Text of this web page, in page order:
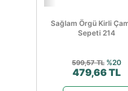
Sağlam Örgü Kirli
Sepeti 214
599,57 TL %20
479,66 TL